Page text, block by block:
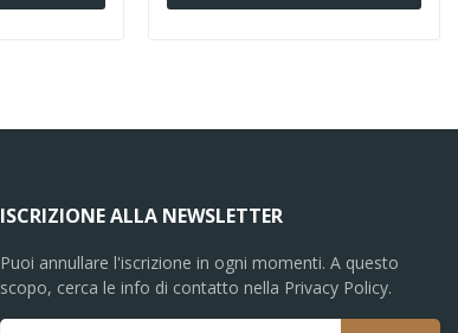
ISCRIZIONE ALLA NEWSLETTER
Puoi annullare l'iscrizione in ogni momenti. A questo
scopo, cerca le info di contatto nella Privacy Policy.